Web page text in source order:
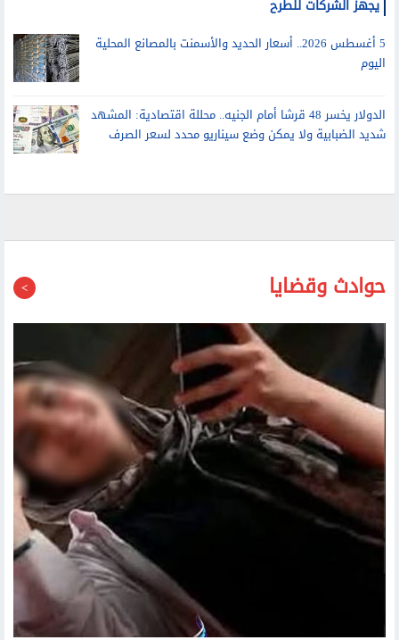
الدولار يخسر 48 قرشا أمام الجنيه.. محللة اقتصادية: المشهد
شديد الضبابية ولا يمكن وضع سيناريو محدد لسعر الصرف
حوادث وقضايا
لاستكمال التحقيقات.. حجز فتاة واقعة أوبر والسائق لعرضهما على
إصابة 15 شخصا في حادث اصطدام أتوبيس بالرصيف أعلى
الطريق الإقليمي بالشرقية